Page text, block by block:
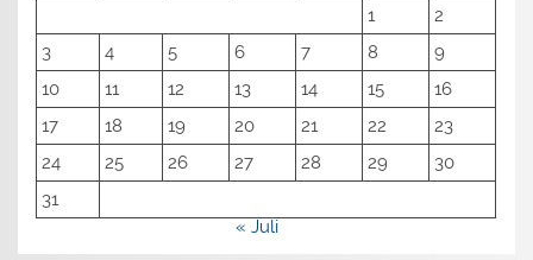
1
2
3
4 5 6 7 8
9
10
11 12 13 14 15
16
17
18 19 20 21 22
23
24
25 26 27 28 29
30
31
« Juli